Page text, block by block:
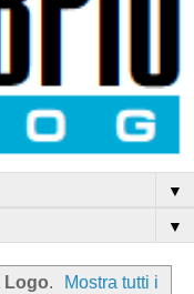
▼
▼
Logo.
Mostra tutti i